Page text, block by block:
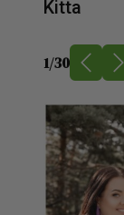
ja ootusi.
kaalu
et olen
tekkiv
Lisaks
selga ja
Kitta
1/30